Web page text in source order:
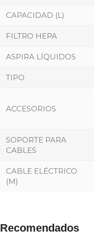
CAPACIDAD (L)
FILTRO HEPA
ASPIRA LÍQUIDOS
TIPO
ACCESORIOS
SOPORTE PARA
CABLES
CABLE ELÉCTRICO
(M)
Recomendados